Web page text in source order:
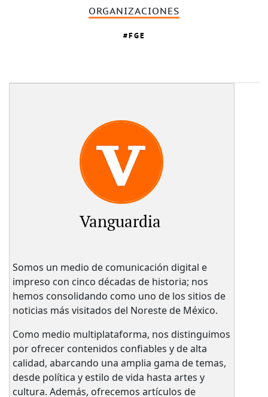
ORGANIZACIONES
FGE
Vanguardia
Somos un medio de comunicación digital e
impreso con cinco décadas de historia; nos
hemos consolidando como uno de los sitios de
noticias más visitados del Noreste de México.
Como medio multiplataforma, nos distinguimos
por ofrecer contenidos confiables y de alta
calidad, abarcando una amplia gama de temas,
desde política y estilo de vida hasta artes y
cultura. Además, ofrecemos artículos de